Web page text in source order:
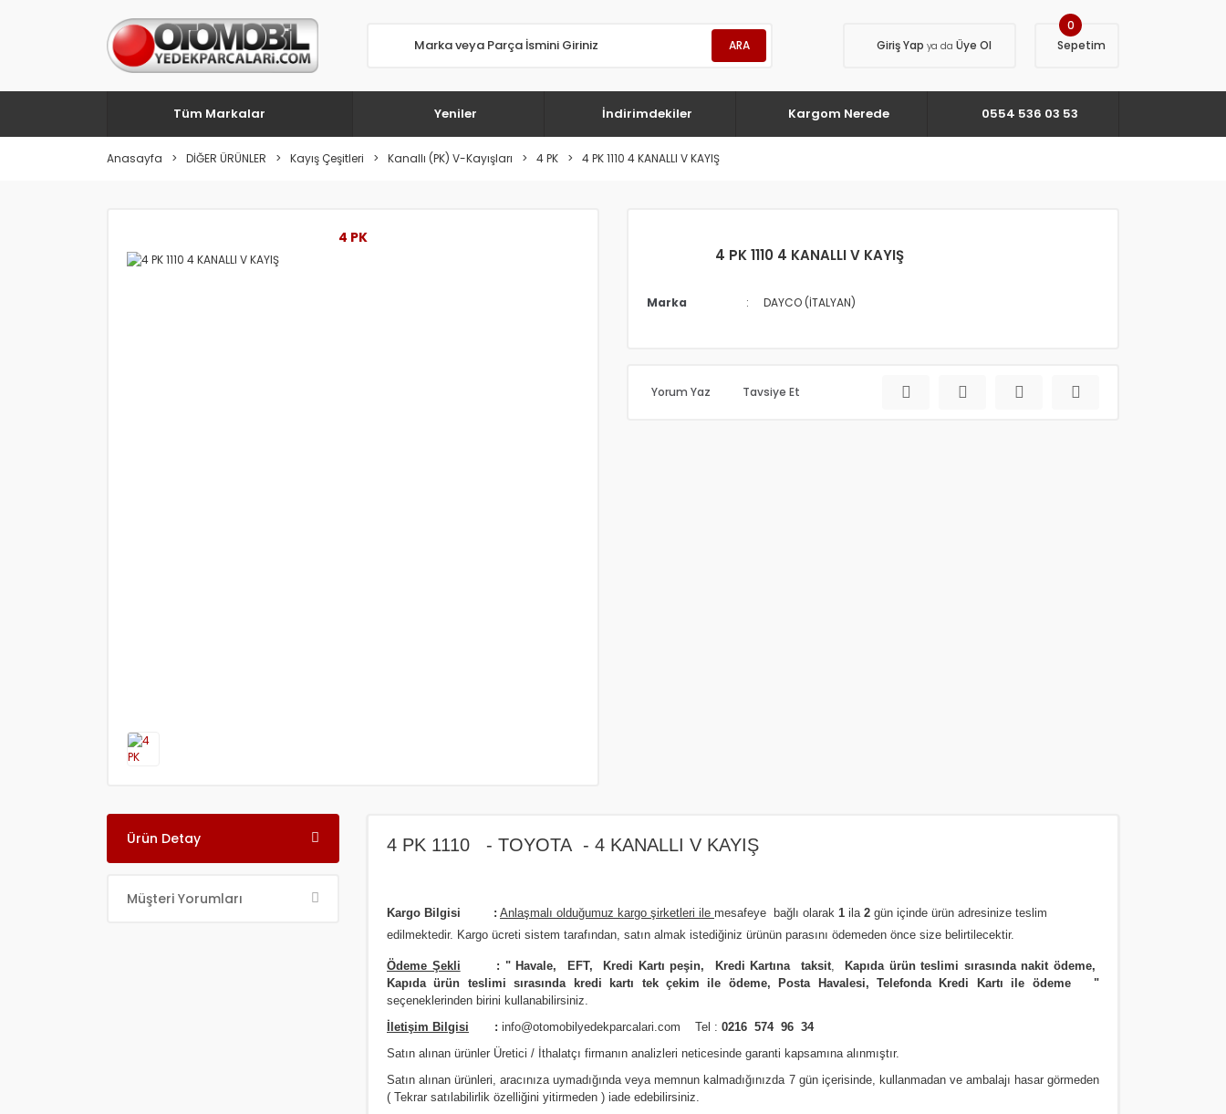
ARA Giriş Yap ya da Üye Ol Sepetim
0
Tüm Markalar Yeniler İndirimdekiler Kargom Nerede 0554 536 03 53
Anasayfa DİĞER ÜRÜNLER Kayış Çeşitleri Kanallı (PK) V-Kayışları 4 PK 4 PK 1110 4 KANALLI V KAYIŞ
4 PK
4 PK 1110 4 KANALLI V KAYIŞ
Marka DAYCO (İTALYAN)
Yorum Yaz Tavsiye Et
Ürün Detay
Müşteri Yorumları
4 PK 1110 - TOYOTA - 4 KANALLI V KAYIŞ
Kargo Bilgisi : Anlaşmalı olduğumuz kargo şirketleri ile mesafeye bağlı olarak 1 ila 2 gün içinde ürün adresinize teslim
edilmektedir. Kargo ücreti sistem tarafından, satın almak istediğiniz ürünün parasını ödemeden önce size belirtilecektir.
Ödeme Şekli : " Havale, EFT, Kredi Kartı peşin, Kredi Kartına taksit,
Kapıda ürün teslimi sırasında nakit ödeme,
Kapıda ürün teslimi sırasında kredi kartı tek çekim ile ödeme, Posta Havalesi, Telefonda Kredi Kartı ile ödeme
"
seçeneklerinden birini kullanabilirsiniz
İletişim Bilgisi : info@otomobilyedekparcalari.com Tel : 0216 574 96 34
Satın alınan ürünler Üretici / İthalatçı firmanın analizleri neticesinde garanti kapsamına alınmıştır.
Satın alınan ürünleri, aracınıza uymadığında veya memnun kalmadığınızda 7 gün içerisinde, kullanmadan ve ambalajı hasar görmeden
( Tekrar satılabilirlik özelliğini yitirmeden ) iade edebilirsiniz.